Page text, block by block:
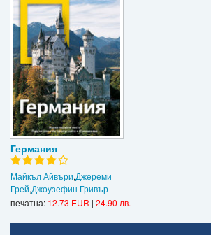
Ваучери
Промоции
Контакти
Вход
Регистрация
Германия
Майкъл Айвъри,Джереми
Грей,Джоузефин Гривър
печатна: 12.73 EUR | 24.90 лв.